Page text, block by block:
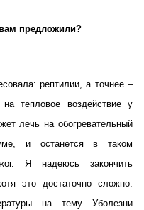
предложили?
рептилии, а точнее –
на тепловое воздействие у
лечь на обогревательный
и останется в таком
Я надеюсь закончить
это достаточно сложно:
на тему Уболезни